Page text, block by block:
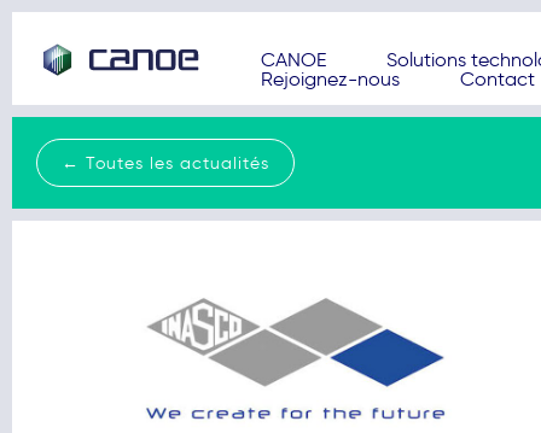
CANOE
Solutions
Rejoignez-nous
Contact
← Toutes les actualités